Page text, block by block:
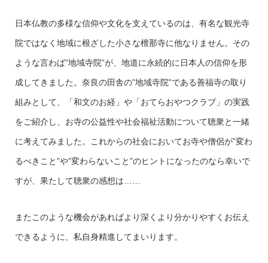
日本仏教の多様な信仰や文化を支えているのは、有名な観光寺
院ではなく地域に根ざした小さな檀那寺に他なりません。その
ような言わば”地域寺院”が、地道に永続的に日本人の信仰を形
成してきました。奈良の田舎の”地域寺院”である善福寺の取り
組みとして、「和文のお経」や「おてらおやつクラブ」の実践
をご紹介し、お寺の公益性や社会福祉活動について聴衆と一緒
に考えてみました。これからの社会においてお寺や僧侶が”変わ
るべきこと”や”変わらないこと”のヒントになったのなら幸いで
すが、果たして聴衆の感想は……
またこのような機会があればより深くより分かりやすくお伝え
できるように、私自身精進してまいります。